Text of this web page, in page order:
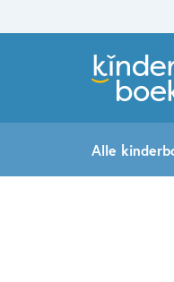
Alle